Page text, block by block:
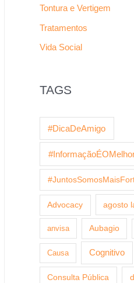
Tontura e Vertigem
Tratamentos
Vida Social
TAGS
#DicaDeAmigo
Advocacy agosto
anvisa Aubagio
Causa Cognitivo
Consulta Pública